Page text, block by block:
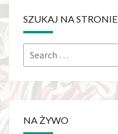
SZUKAJ NA STRONIE
Search
for:
NA ŻYWO